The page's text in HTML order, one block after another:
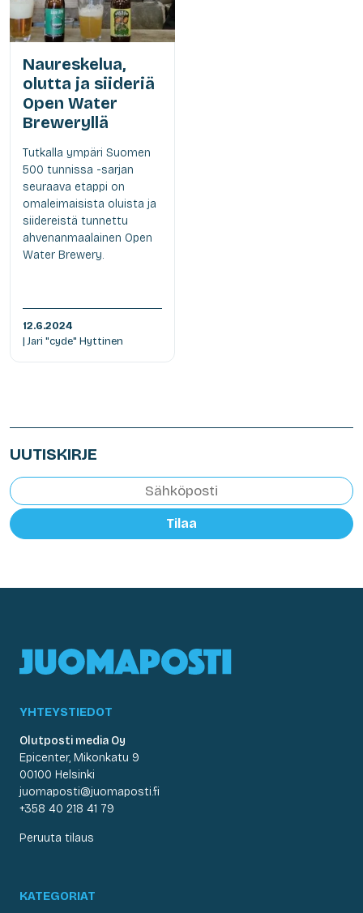
Naureskelua,
olutta ja siideriä
Open Water
Breweryllä
Tutkalla ympäri Suomen
500 tunnissa -sarjan
seuraava etappi on
omaleimaisista oluista ja
siidereistä tunnettu
ahvenanmaalainen Open
Water Brewery.
12.6.2024
| Jari "cyde" Hyttinen
UUTISKIRJE
Tilaa
YHTEYSTIEDOT
Olutposti media Oy
Epicenter, Mikonkatu 9
00100 Helsinki
juomaposti@juomaposti.fi
+358 40 218 41 79
Peruuta tilaus
KATEGORIAT